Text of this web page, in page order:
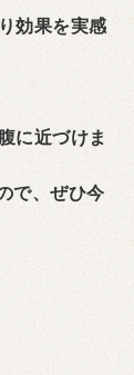
効果を実感
に近づけま
で、ぜひ今